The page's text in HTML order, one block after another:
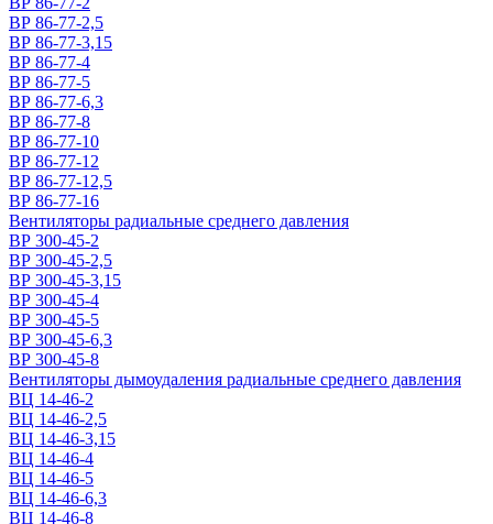
ВР 86-77-2,5
ВР 86-77-3,15
ВР 86-77-4
ВР 86-77-5
ВР 86-77-6,3
ВР 86-77-8
ВР 86-77-10
ВР 86-77-12
ВР 86-77-12,5
ВР 86-77-16
Вентиляторы радиальные среднего давления
ВР 300-45-2
ВР 300-45-2,5
ВР 300-45-3,15
ВР 300-45-4
ВР 300-45-5
ВР 300-45-6,3
ВР 300-45-8
Вентиляторы дымоудаления радиальные среднего давления
ВЦ 14-46-2
ВЦ 14-46-2,5
ВЦ 14-46-3,15
ВЦ 14-46-4
ВЦ 14-46-5
ВЦ 14-46-6,3
ВЦ 14-46-8